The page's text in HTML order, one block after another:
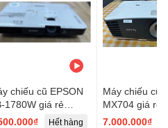
chiếu cũ EPSON
1780W giá rẻ
Hết hàng
Máy chiếu cũ
MX704 giá rẻ
(602000S)
7.000.000₫